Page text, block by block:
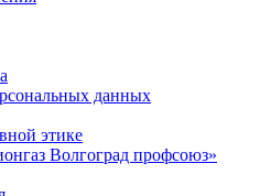
данных
этике
Волгоград профсоюз»